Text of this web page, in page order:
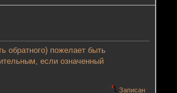
обратного) пожелает быть
если означенный
Записан